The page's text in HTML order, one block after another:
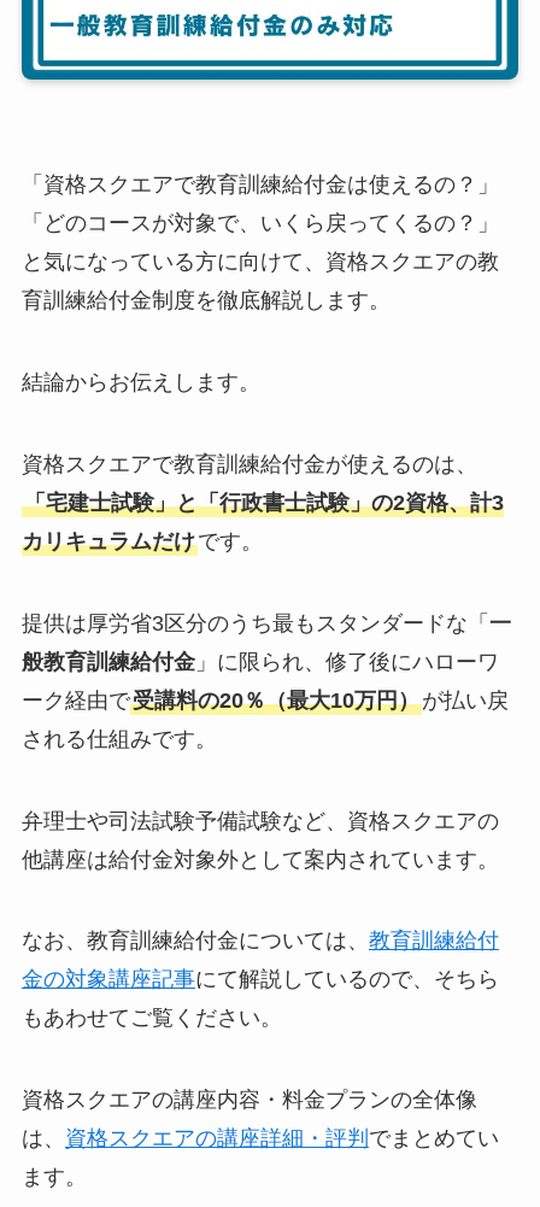
「資格スクエアで教育訓練給付金は使えるの？」
「どのコースが対象で、いくら戻ってくるの？」
と気になっている方に向けて、資格スクエアの教
育訓練給付金制度を徹底解説します。
結論からお伝えします。
資格スクエアで教育訓練給付金が使えるのは、
「宅建士試験」と「行政書士試験」の2資格、計3
カリキュラムだけです。
提供は厚労省3区分のうち最もスタンダードな「 一
般教育訓練給付金」に限られ、修了後にハローワ
ーク経由で受講料の20％（最大10万円）が払い戻
される仕組みです。
弁理士や司法試験予備試験など、資格スクエアの
他講座は給付金対象外として案内されています。
なお、教育訓練給付金については、 教育訓練給付
金の対象講座記事にて解説しているので、そちら
もあわせてご覧ください。
資格スクエアの講座内容・料金プランの全体像
は、 資格スクエアの講座詳細・評判 でまとめてい
ます。